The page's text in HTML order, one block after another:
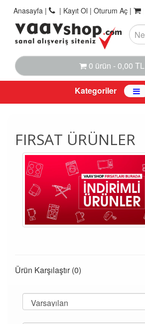
Anasayfa | | Kayıt Ol | Oturum Aç |
0 ürün - 0,00 TL
Kategoriler
FIRSAT ÜRÜNLER
Ürün Karşılaştır (0)